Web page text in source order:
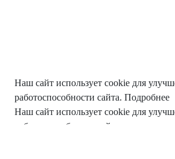
Наш сайт использует cookie для
работоспособности сайта. Подробнее
Наш сайт использует cookie для
работоспособности сайта, анализа